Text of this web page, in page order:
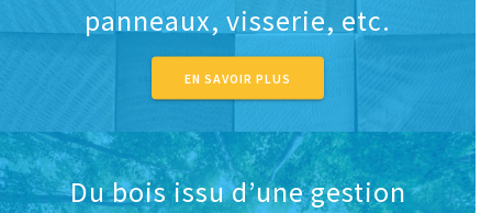
panneaux, visserie, etc.
EN SAVOIR PLUS
Du bois issu d’une gestion